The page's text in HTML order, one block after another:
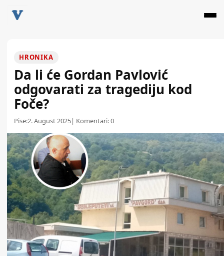
HRONIKA
Da li će Gordan Pavlović
odgovarati za tragediju kod
Foče?
Pise:2. August 2025| Komentari:0